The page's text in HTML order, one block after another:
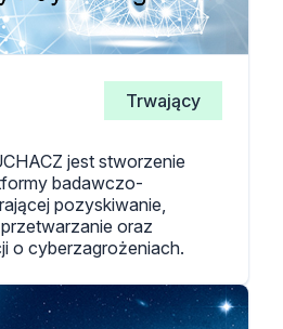
Trwający
jest stworzenie
badawczo-
pozyskiwanie,
oraz
o cyberzagrożeniach.